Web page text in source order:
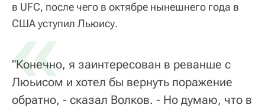
в UFC, после чего в октябре нынешнего года в
США уступил Льюису.
«
"Конечно, я заинтересован в реванше с
Люьисом и хотел бы вернуть поражение
обратно, - сказал Волков. - Но думаю, что в